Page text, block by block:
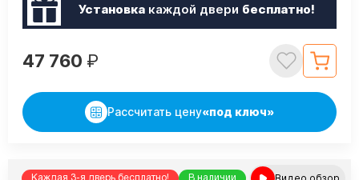
Установкакаждой двери бесплатно!
47 760 ₽
Рассчитать цену«под ключ»
Каждая 3-я дверь бесплатно! В наличии